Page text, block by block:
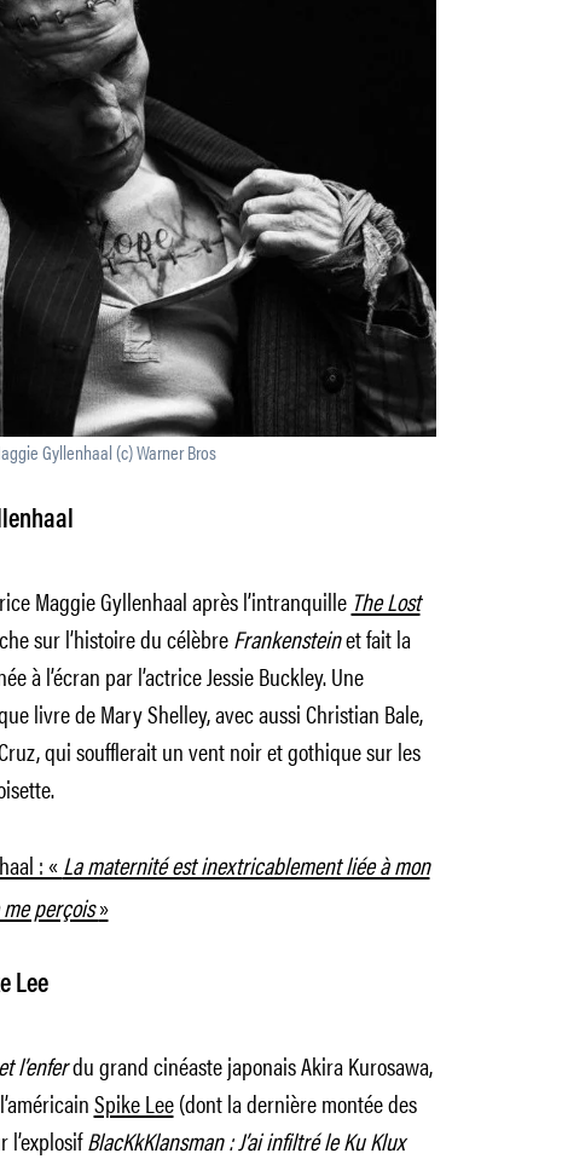
Gyllenhaal (c) Warner Bros
Maggie Gyllenhaal après l’intranquille The Lost
sur l’histoire du célèbreFrankensteinet fait la
à l’écran par l’actrice Jessie Buckley. Une
livre de Mary Shelley, avec aussi Christian Bale,
qui soufflerait un vent noir et gothique sur les
: «La maternité est inextricablement liée à mon
perçois»
Lee
l’enferdu grand cinéaste japonais Akira Kurosawa,
Spike Lee(dont la dernière montée des
l’explosifBlacKkKlansman : J’ai infiltré le Ku Klux